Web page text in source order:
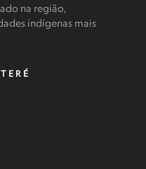
na região,
indígenas mais